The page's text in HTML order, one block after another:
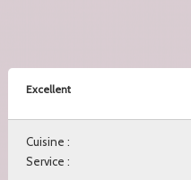
Excellent
Cuisine :
Service :